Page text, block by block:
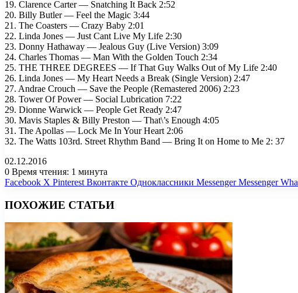
19. Clarence Carter — Snatching It Back 2:52
20. Billy Butler — Feel the Magic 3:44
21. The Coasters — Crazy Baby 2:01
22. Linda Jones — Just Cant Live My Life 2:30
23. Donny Hathaway — Jealous Guy (Live Version) 3:09
24. Charles Thomas — Man With the Golden Touch 2:34
25. THE THREE DEGREES — If That Guy Walks Out of My Life 2:40
26. Linda Jones — My Heart Needs a Break (Single Version) 2:47
27. Andrae Crouch — Save the People (Remastered 2006) 2:23
28. Tower Of Power — Social Lubrication 7:22
29. Dionne Warwick — People Get Ready 2:47
30. Mavis Staples & Billy Preston — That\’s Enough 4:05
31. The Apollas — Lock Me In Your Heart 2:06
32. The Watts 103rd. Street Rhythm Band — Bring It on Home to Me 2: 37
02.12.2016
0 Время чтения: 1 минута
Facebook X Pinterest Вконтакте Одноклассники Messenger Messenger
ПОХОЖИЕ СТАТЬИ